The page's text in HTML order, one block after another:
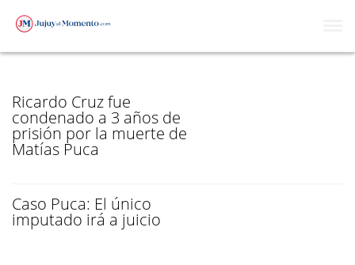
CASO PUCA
Ricardo Cruz fue
condenado a 3 años de
prisión por la muerte de
Matías Puca
Caso Puca: El único
imputado irá a juicio